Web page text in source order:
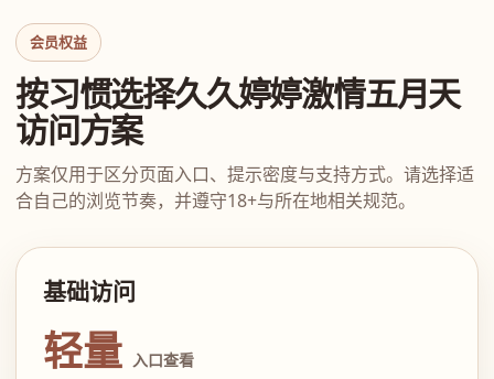
会员权益
按习惯选择久久婷婷激情五月天
访问方案
方案仅用于区分页面入口、提示密度与支持方式。请选择适
合自己的浏览节奏，并遵守18+与所在地相关规范。
基础访问
轻量 入口查看